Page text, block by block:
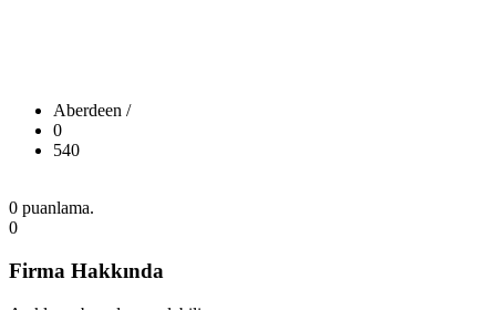
Aberdeen /
0
540
0 puanlama.
0
Firma Hakkında